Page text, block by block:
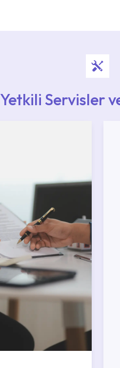
Yetkili Servisler